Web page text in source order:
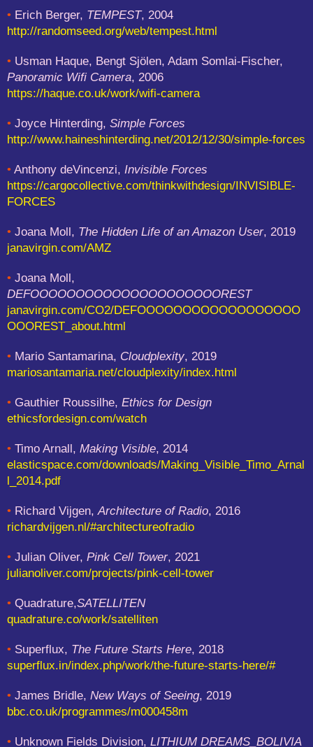
• Erich Berger, TEMPEST, 2004
http://randomseed.org/web/tempest.html
• Usman Haque, Bengt Sjölen, Adam Somlai-Fischer,
Panoramic Wifi Camera, 2006
https://haque.co.uk/work/wifi-camera
• Joyce Hinterding, Simple Forces
http://www.haineshinterding.net/2012/12/30/simple-forces
• Anthony deVincenzi, Invisible Forces
https://cargocollective.com/thinkwithdesign/INVISIBLE-
FORCES
• Joana Moll, The Hidden Life of an Amazon User, 2019
janavirgin.com/AMZ
• Joana Moll,
DEFOOOOOOOOOOOOOOOOOOOOOREST
janavirgin.com/CO2/DEFOOOOOOOOOOOOOOOOOO
OOOREST_about.html
• Mario Santamarina, Cloudplexity, 2019
mariosantamaria.net/cloudplexity/index.html
• Gauthier Roussilhe, Ethics for Design
ethicsfordesign.com/watch
• Timo Arnall, Making Visible, 2014
elasticspace.com/downloads/Making_Visible_Timo_Arnal
l_2014.pdf
• Richard Vijgen,Architecture of Radio, 2016
richardvijgen.nl/#architectureofradio
• Julian Oliver, Pink Cell Tower, 2021
julianoliver.com/projects/pink-cell-tower
• Quadrature,SATELLITEN
quadrature.co/work/satelliten
• Superflux, The Future Starts Here, 2018
superflux.in/index.php/work/the-future-starts-here/#
• James Bridle, New Ways of Seeing, 2019
bbc.co.uk/programmes/m000458m
• Unknown Fields Division, LITHIUM DREAMS_BOLIVIA